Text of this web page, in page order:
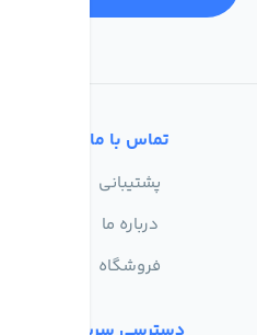
تماس با ما
پشتیبانی
درباره ما
فروشگاه